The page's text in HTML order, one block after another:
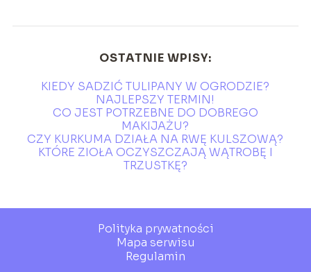
OSTATNIE WPISY:
KIEDY SADZIĆ TULIPANY W OGRODZIE?
NAJLEPSZY TERMIN!
CO JEST POTRZEBNE DO DOBREGO
MAKIJAŻU?
CZY KURKUMA DZIAŁA NA RWĘ KULSZOWĄ?
KTÓRE ZIOŁA OCZYSZCZAJĄ WĄTROBĘ I
TRZUSTKĘ?
Polityka prywatności
Mapa serwisu
Regulamin